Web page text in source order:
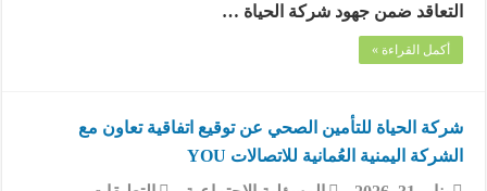
التعاقد ضمن جهود شركة الحياة …
أكمل القراءة »
شركة الحياة للتأمين الصحي عن توقيع اتفاقية تعاون مع
الشركة اليمنية العُمانية للاتصالات YOU